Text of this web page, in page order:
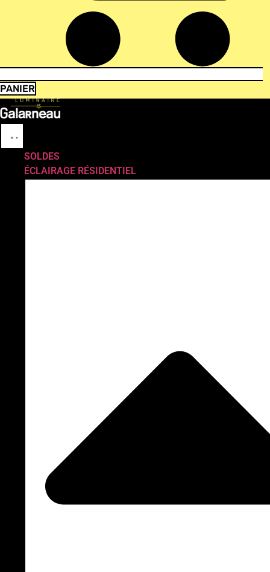
PANIER
SOLDES
ÉCLAIRAGE RÉSIDENTIEL